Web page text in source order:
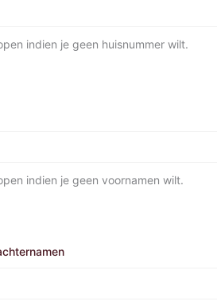
indien je geen huisnummer wilt.
indien je geen voornamen wilt.